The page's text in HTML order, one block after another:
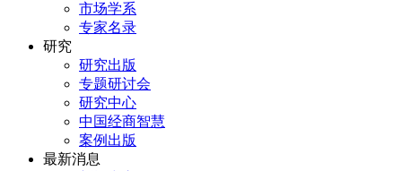
市场学系
专家名录
研究
研究出版
专题研讨会
研究中心
中国经商智慧
案例出版
最新消息